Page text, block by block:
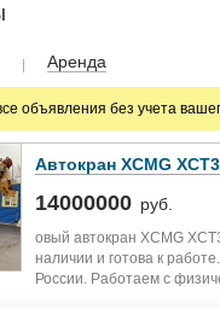
Аренда
объявления без учета
Автокран XCMG
14000000 руб.
овый автокран XCMG
наличии и готова к
России. Работаем с